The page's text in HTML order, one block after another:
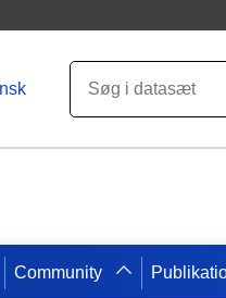
Community